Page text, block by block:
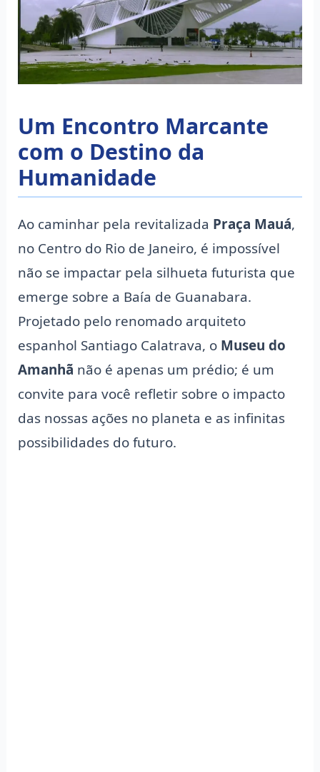
Um Encontro Marcante
com o Destino da
Humanidade
Ao caminhar pela revitalizada Praça Mauá,
no Centro do Rio de Janeiro, é impossível
não se impactar pela silhueta futurista que
emerge sobre a Baía de Guanabara.
Projetado pelo renomado arquiteto
espanhol Santiago Calatrava, o Museu do
Amanhã não é apenas um prédio; é um
convite para você refletir sobre o impacto
das nossas ações no planeta e as infinitas
possibilidades do futuro.